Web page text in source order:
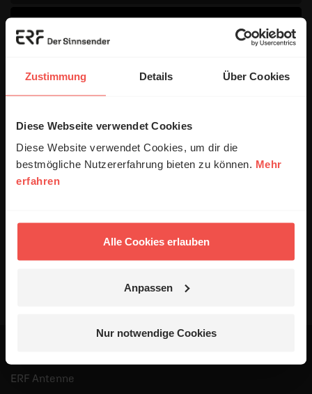
Zustimmung Details Über Cookies
Diese Webseite verwendet Cookies
Diese Website verwendet Cookies, um dir die
bestmögliche Nutzererfahrung bieten zu können. Mehr
erfahren
Alle Cookies erlauben
Anpassen
Nur notwendige Cookies
© ERF
Ruhig, besonnen, tiefgründig
ERF Antenne